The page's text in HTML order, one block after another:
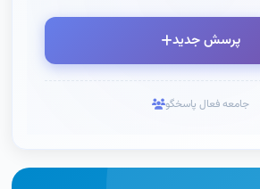
پرسش جدید
جامعه فعال پاسخگو